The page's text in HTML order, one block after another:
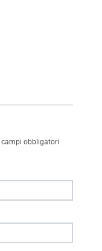
I campi obbligatori